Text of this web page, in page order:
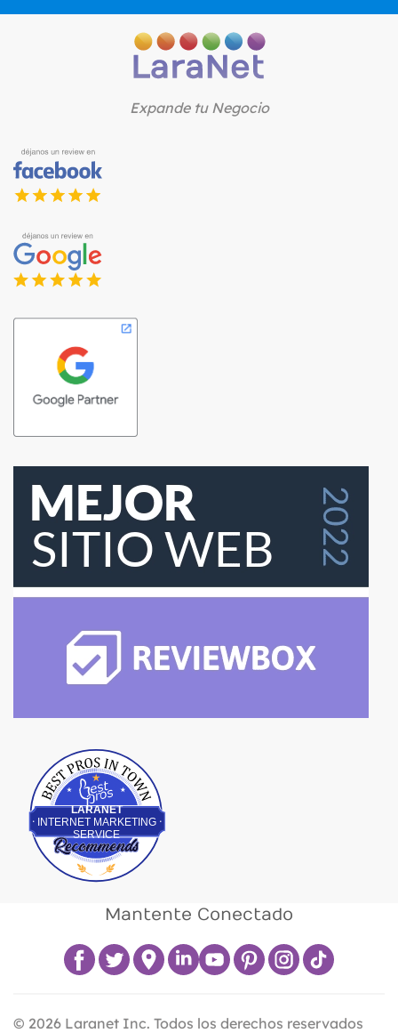
Expande tu Negocio
LARANET
INTERNET MARKETING
SERVICE
Best Pros In Town
Mantente Conectado
© 2026 Laranet Inc. Todos los derechos reservados